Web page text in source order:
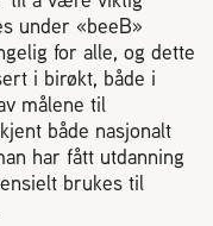
under «beeB»
for alle, og dette
i birøkt, både i
målene til
både nasjonalt
har fått utdanning
brukes til